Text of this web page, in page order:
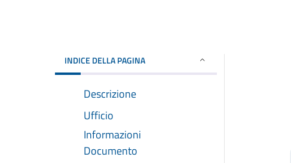
INDICE DELLA PAGINA
Descrizione
Ufficio
Informazioni
Documento